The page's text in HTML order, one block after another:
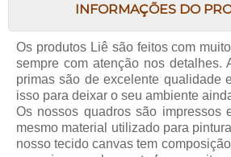
INFORMAÇÕES DO
Os produtos Liê são feitos com
sempre com atenção nos detalhes.
primas são de excelente qualidade
isso para deixar o seu ambiente
Os nossos quadros são impressos
mesmo material utilizado para
nosso tecido canvas tem